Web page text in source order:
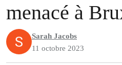
menacé à
Sarah Jacobs
11 octobre 2023